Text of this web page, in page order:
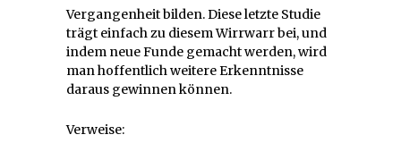
Vergangenheit bilden. Diese letzte Studie
trägt einfach zu diesem Wirrwarr bei, und
indem neue Funde gemacht werden, wird
man hoffentlich weitere Erkenntnisse
daraus gewinnen können.
Verweise: